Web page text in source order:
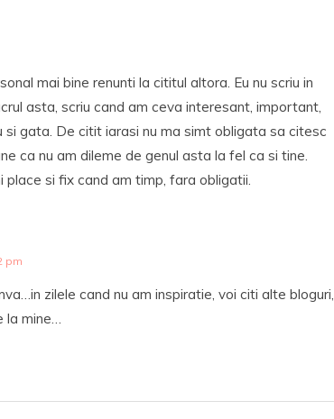
mai bine renunti la cititul altora. Eu nu scriu in
asta, scriu cand am ceva interesant, important,
si gata. De citit iarasi nu ma simt obligata sa citesc
ca nu am dileme de genul asta la fel ca si tine.
place si fix cand am timp, fara obligatii.
pm
zilele cand nu am inspiratie, voi citi alte bloguri,
la mine…